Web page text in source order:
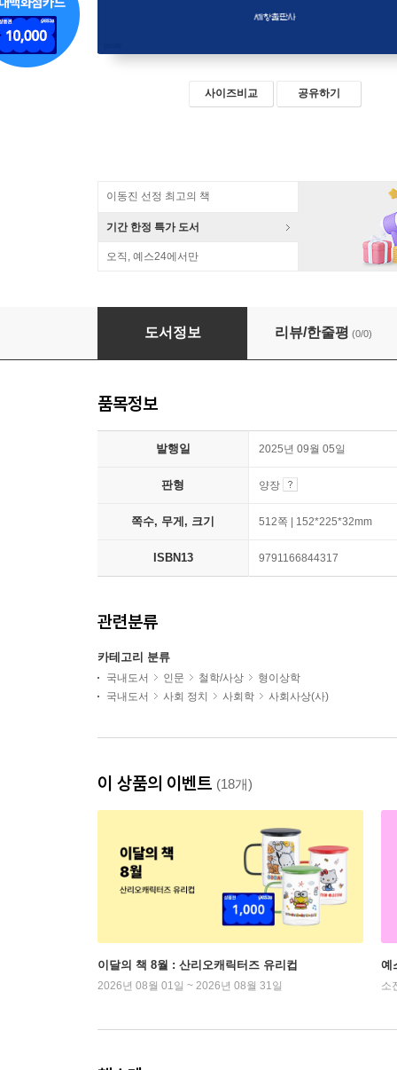
사이즈비교 공유하기
이동진 선정 최고의 책
기간 한정 특가 도서
오직, 예스24에서만
역사와 자유의 이론에 관하여
도서정보 리뷰/한줄평 (0/0)
품목정보
발행일 2025년 09월 05일
판형 양장
쪽수, 무게, 크기 512쪽 | 152*225*32mm
ISBN13 9791166844317
관련분류
카테고리 분류
국내도서 인문 철학/사상
형이상학
국내도서
사회 정치 사회학 사회사상(사)
이 상품의 이벤트 (18개)
이달의 책 8월 : 산리오캐릭터즈 유리컵
2026년 08월 01일 ~ 2026년 08월 31일
예
소